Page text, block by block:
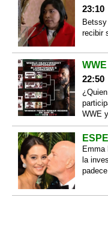
23:10
recibir
WWE
22:50
WWE
Emma
la